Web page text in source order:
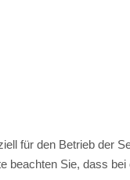
für den Betrieb der
Sie, dass